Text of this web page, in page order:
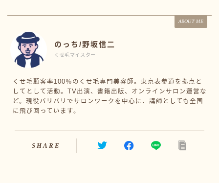
ABOUT ME
のっち/野坂信二
くせ毛マイスター
くせ毛顧客率100％のくせ毛専門美容師。東京表参道を拠点と
してとして活動。TV出演、書籍出版、オンラインサロン運営な
ど。現役バリバリでサロンワークを中心に、講師としても全国
に飛び回っています。
SHARE